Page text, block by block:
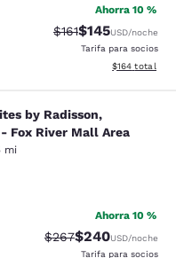
Ahorra 10 %
Precio tachado:
$161Precio con
$145USD/noche
Tarifa para socios
Ver detalles
$164 total
by Radisson,
by Radisson,
Fox River Mall Area
mi
Bueno. 415 reseñas
Ahorra 10 %
Precio tachado:
$267Precio con
$240USD/noche
Tarifa para socios